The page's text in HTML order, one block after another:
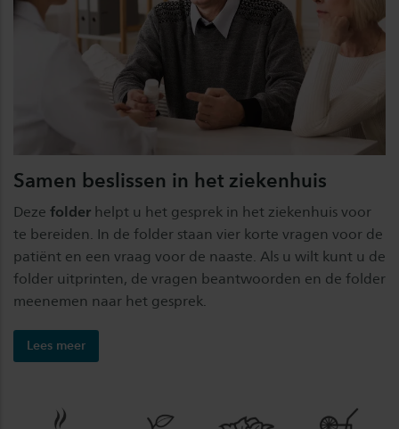
Samen beslissen in het ziekenhuis
Deze folder helpt u het gesprek in het ziekenhuis voor
te bereiden. In de folder staan vier korte vragen voor de
patiënt en een vraag voor de naaste. Als u wilt kunt u de
folder uitprinten, de vragen beantwoorden en de folder
meenemen naar het gesprek.
Lees meer